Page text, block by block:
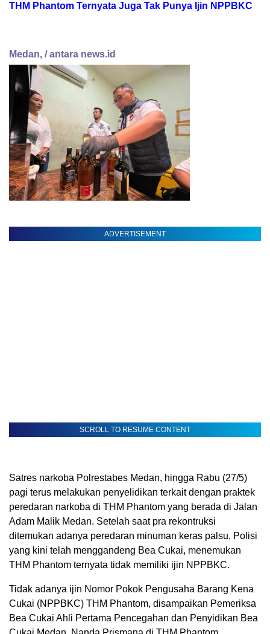
THM Phantom Ternyata Juga Tak Punya Ijin NPPBKC
Medan, / antara news.id
ADVERTISEMENT
SCROLL TO RESUME CONTENT
Satres narkoba Polrestabes Medan, hingga Rabu (27/5)
pagi terus melakukan penyelidikan terkait dengan praktek
peredaran narkoba di THM Phantom yang berada di Jalan
Adam Malik Medan. Setelah saat pra rekontruksi
ditemukan adanya peredaran minuman keras palsu, Polisi
yang kini telah menggandeng Bea Cukai, menemukan
THM Phantom ternyata tidak memiliki ijin NPPBKC.
Tidak adanya ijin Nomor Pokok Pengusaha Barang Kena
Cukai (NPPBKC) THM Phantom, disampaikan Pemeriksa
Bea Cukai Ahli Pertama Pencegahan dan Penyidikan Bea